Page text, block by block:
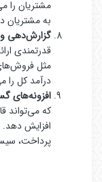
مشتریان را
به مشتریان
گزارش‌دهی
قدرتمندی
مثل
درآمد کل را
افزونه‌های
که می‌تواند
افزایش دهد.
پرداخت،